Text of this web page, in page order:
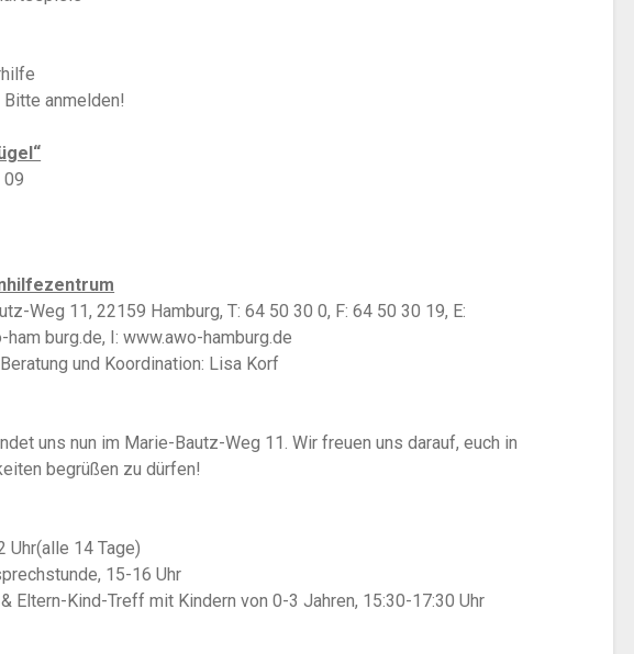
anmelden!
09
Weg 11, 22159 Hamburg, T: 64 50 30 0, F: 64 50 30 19, E:
burg.de, I: www.awo-hamburg.de
und Koordination: Lisa Korf
uns nun im Marie-Bautz-Weg 11. Wir freuen uns darauf, euch in
begrüßen zu dürfen!
Uhr(alle 14 Tage)
15-16 Uhr
Eltern-Kind-Treff mit Kindern von 0-3 Jahren, 15:30-17:30 Uhr